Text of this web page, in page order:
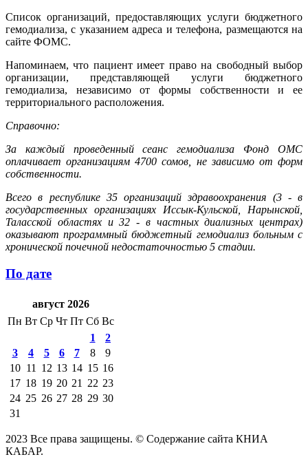
Список организаций, предоставляющих услуги бюджетного
гемодиализа, с указанием адреса и телефона, размещаются на
сайте ФОМС.
Напоминаем, что пациент имеет право на свободный выбор
организации, представляющей услуги бюджетного
гемодиализа, независимо от формы собственности и ее
территориального расположения.
Cправочно:
За каждый проведенный сеанс гемодиализа Фонд ОМС
оплачивает организациям 4700 сомов , не зависимо от форм
собственности.
Всего в республике 35 организаций здравоохранения (3 - в
государственных организациях Иссык-Кульской, Нарынской,
Таласской областях и 32 - в частных диализных центрах)
оказывают программный бюджетный гемодиализ больным с
хронической почечной недостаточностью 5 стадии.
По дате
август 2026
Пн Вт Ср Чт Пт Сб Вс
1
2
3
4 5 6 7 8
9
10 11 12 13 14 15 16
17 18 19 20 21 22 23
24 25 26 27 28 29 30
31
2023 Все права защищены. © Содержание сайта КНИА
КАБАР.